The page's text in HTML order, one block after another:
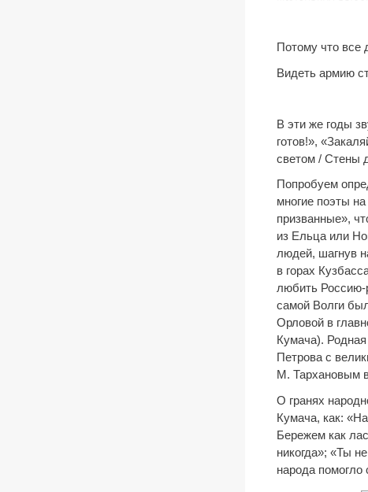
Потому что все
Видеть армию
В эти же годы
готов!»,
светом / Стены
Попробуем
многие поэты
призванные»,
из Ельца или
людей, шагнув
в горах
любить Россию-
самой Волги
Орловой в
Кумача).
Петрова с
М. Тархановым
О гранях
Кумача, как:
Бережем как
никогда»; «Ты
народа